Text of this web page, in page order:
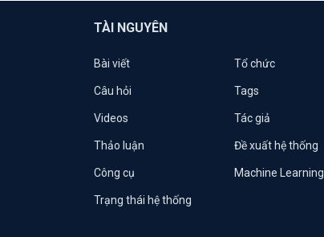
TÀI NGUYÊN
Bài viết Tổ chức
Câu hỏi Tags
Videos Tác giả
Thảo luận Đề xuất hệ thống
Công cụ Machine Learning
Trạng thái hệ thống